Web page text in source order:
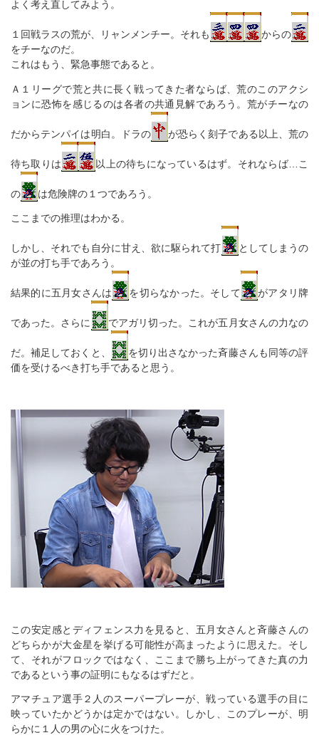
よく考え直してみよう。
１回戦ラスの荒が、リャンメンチー。それも
からの
をチーなのだ。
これはもう、緊急事態であると。
Ａ１リーグで荒と共に長く戦ってきた者ならば、荒のこのアクシ
ョンに恐怖を感じるのは各者の共通見解であろう。荒がチーなの
だからテンパイは明白。ドラの が恐らく刻子である以上、荒の
待ち取りは 以上の待ちになっているはず。それならば…こ
の は危険牌の１つであろう。
ここまでの推理はわかる。
しかし、それでも自分に甘え、欲に駆られて打
としてしまうの
が並の打ち手であろう。
結果的に五月女さんは を切らなかった。そして がアタリ牌
であった。さらに でアガリ切った。これが五月女さんの力なの
だ。補足しておくと、
を切り出さなかった斉藤さんも同等の評
価を受けるべき打ち手であると思う。
この安定感とディフェンス力を見ると、五月女さんと斉藤さんの
どちらかが大金星を挙げる可能性が高まったように思えた。そし
て、それがフロックではなく、ここまで勝ち上がってきた真の力
であるという事の証明にもなるはずだと。
アマチュア選手２人のスーパープレーが、戦っている選手の目に
映っていたかどうかは定かではない。しかし、このプレーが、明
らかに１人の男の心に火をつけた。